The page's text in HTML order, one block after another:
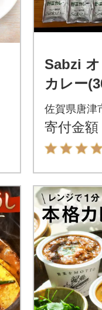
Sabzi
カレー
佐賀県唐津
寄付金額